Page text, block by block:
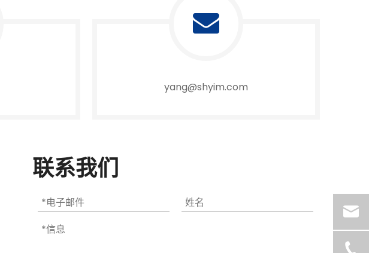
yang@shyim.com
联系我们